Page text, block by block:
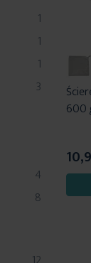
600
1
1
1
3
4
produkty
8
produkty